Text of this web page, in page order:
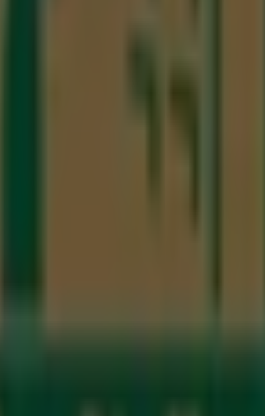
9 Local 1 y 2 Col. Bosques del Acueducto, Santiago de Querétaro
Col. Colinas del Cimatario, Santiago de Querétaro
Col. Parque Industrial Alamos, Santiago de Querétaro
Local 119 y 120 Col. Quinta Alicia, Santiago de Querétaro